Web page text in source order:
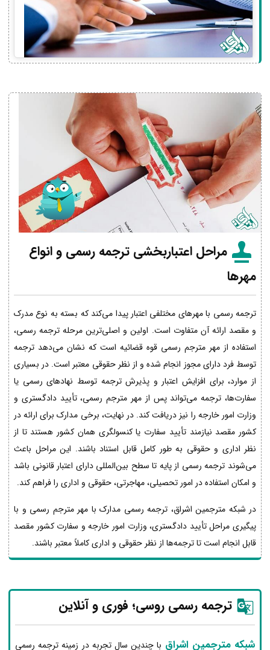
مراحل اعتباربخشی ترجمه رسمی و انواع
مهرها
ترجمه رسمی با مهرهای مختلفی اعتبار پیدا می‌کند که بسته به نوع مدرک
و مقصد ارائه آن متفاوت است. اولین و اصلی‌ترین مرحله ترجمه رسمی،
استفاده از مهر مترجم رسمی قوه قضائیه است که نشان می‌دهد ترجمه
توسط فرد دارای مجوز انجام شده و از نظر حقوقی معتبر است. در بسیاری
از موارد، برای افزایش اعتبار و پذیرش ترجمه توسط نهادهای رسمی یا
سفارت‌ها، ترجمه می‌تواند پس از مهر مترجم رسمی، تأیید دادگستری و
وزارت امور خارجه را نیز دریافت کند. در نهایت، برخی مدارک برای ارائه در
کشور مقصد نیازمند تأیید سفارت یا کنسولگری همان کشور هستند تا از
نظر اداری و حقوقی به طور کامل قابل استناد باشند. این مراحل باعث
می‌شوند ترجمه رسمی از پایه تا سطح بین‌المللی دارای اعتبار قانونی باشد
و امکان استفاده در امور تحصیلی، مهاجرتی، حقوقی و اداری را فراهم کند.
در شبکه مترجمین اشراق، ترجمه رسمی مدارک با مهر مترجم رسمی و با
پیگیری مراحل تأیید دادگستری، وزارت امور خارجه و سفارت کشور مقصد
قابل انجام است تا ترجمه‌ها از نظر حقوقی و اداری کاملاً معتبر باشند.
ترجمه رسمی روسی؛ فوری و آنلاین
شبکه مترجمین اشراق با چندین سال تجربه در زمینه ترجمه رسمی